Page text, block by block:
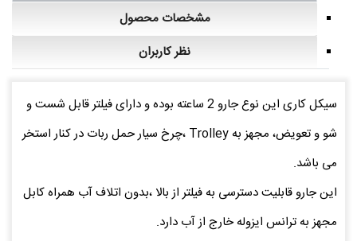
مشخصات محصول
نظر کاربران
سیکل کاری این نوع جارو 2 ساعته بوده و دارای فیلتر قابل شست و
شو و تعویض، مجهز به Trolley ،چرخ سیار حمل ربات در کنار استخر
می باشد.
این جارو قابلیت دسترسی به فیلتر از بالا ،بدون اتلاف آب همراه کابل
مجهز به ترانس ایزوله خارج از آب دارد.